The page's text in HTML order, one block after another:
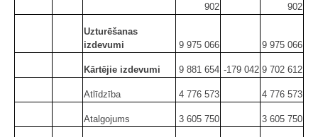
902
902
Uzturēšanas
izdevumi
9 975 066 9 975 066
Kārtējie izdevumi 9 881 654 -179 042 9 702 612
Atlīdzība 4 776 573 4 776 573
Atalgojums 3 605 750 3 605 750